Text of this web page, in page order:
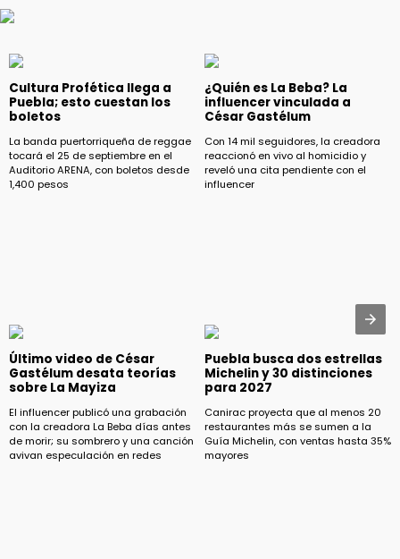
Cultura Profética llega a
Puebla; esto cuestan los
boletos
La banda puertorriqueña de reggae
tocará el 25 de septiembre en el
Auditorio ARENA, con boletos desde
1,400 pesos
¿Quién es La Beba? La
influencer vinculada a
César Gastélum
Con 14 mil seguidores, la creadora
reaccionó en vivo al homicidio y
reveló una cita pendiente con el
influencer
Último video de César
Gastélum desata teorías
sobre La Mayiza
El influencer publicó una grabación
con la creadora La Beba días antes
de morir; su sombrero y una canción
avivan especulación en redes
Puebla busca dos estrellas
Michelin y 30 distinciones
para 2027
Canirac proyecta que al menos 20
restaurantes más se sumen a la
Guía Michelin, con ventas hasta 35%
mayores